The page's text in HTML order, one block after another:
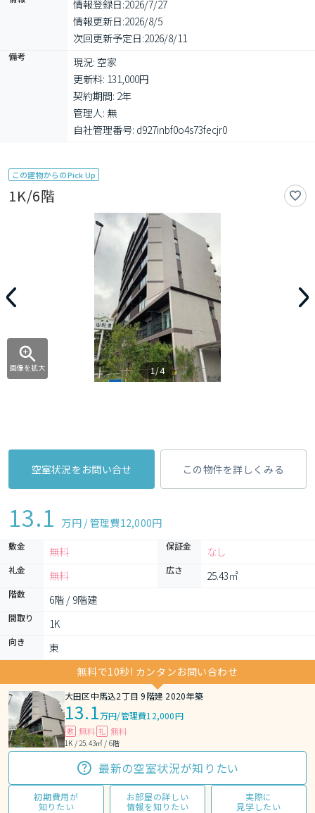
情報登録日:2026/7/27
情報更新日:2026/8/5
次回更新予定日:2026/8/11
備考
現況: 空家
更新料: 131,000円
契約期間: 2年
管理人: 無
自社管理番号: d927inbf0o4s73fecjr0
この建物からのPick Up
1K/6階
画像を拡大 1/4
空室状況をお問い合せ この物件を詳しくみる
13.1 万円 / 管理費12,000円
敷金 無料 保証金 なし
礼金 無料 広さ 25.43㎡
階数 6階 / 9階建
間取り 1K
向き
東
無料で10秒! カンタンお問い合わせ
大田区中馬込2丁目 9階建 2020年築
13.1万円/管理費12,000円
敷 無料 礼 無料
1K / 25.43㎡ / 6階
最新の空室状況が知りたい
初期費用が
知りたい
お部屋の詳しい
情報を知りたい
実際に
見学したい